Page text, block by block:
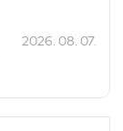
2026. 08. 07.